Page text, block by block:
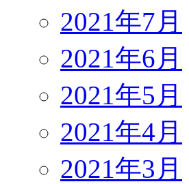
2021年7月
2021年6月
2021年5月
2021年4月
2021年3月